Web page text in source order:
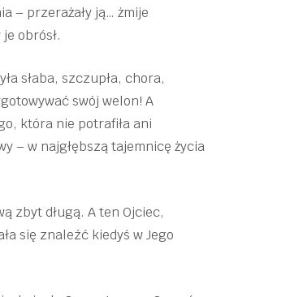
– przerażały ją… żmije
obrósł.
słaba, szczupła, chora,
swój welon! A
która nie potrafiła ani
– w najgłębszą tajemnicę życia
zbyt długą. A ten Ojciec,
się znaleźć kiedyś w Jego